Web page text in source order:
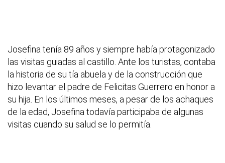
Josefina tenía 89 años y siempre había protagonizado
las visitas guiadas al castillo. Ante los turistas, contaba
la historia de su tía abuela y de la construcción que
hizo levantar el padre de Felicitas Guerrero en honor a
su hija. En los últimos meses, a pesar de los achaques
de la edad, Josefina todavía participaba de algunas
visitas cuando su salud se lo permitía.